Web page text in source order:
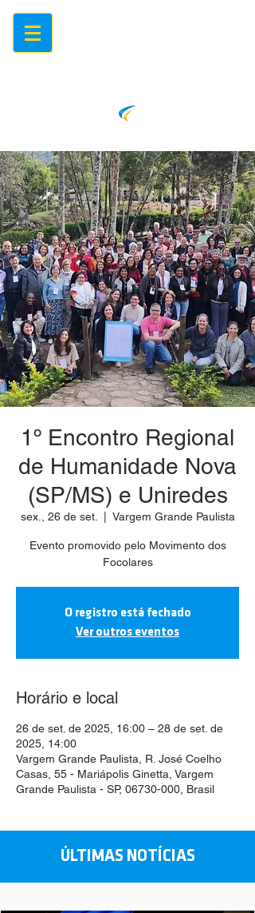
1º Encontro Regional
de Humanidade Nova
(SP/MS) e Uniredes
sex., 26 de set. Vargem Grande Paulista
Evento promovido pelo Movimento dos
Focolares
O registro está fechado
Ver outros eventos
Horário e local
26 de set. de 2025, 16:00 – 28 de set. de
2025, 14:00
Vargem Grande Paulista, R. José Coelho
Casas, 55 - Mariápolis Ginetta, Vargem
Grande Paulista - SP, 06730-000, Brasil
ÚLTIMAS NOTÍCIAS